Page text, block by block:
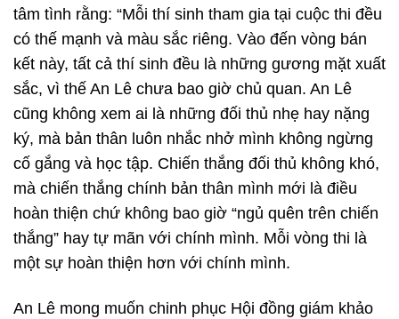
tâm tình rằng: “Mỗi thí sinh tham gia tại cuộc thi đều
có thế mạnh và màu sắc riêng. Vào đến vòng bán
kết này, tất cả thí sinh đều là những gương mặt xuất
sắc, vì thế An Lê chưa bao giờ chủ quan. An Lê
cũng không xem ai là những đối thủ nhẹ hay nặng
ký, mà bản thân luôn nhắc nhở mình không ngừng
cố gắng và học tập. Chiến thắng đối thủ không khó,
mà chiến thắng chính bản thân mình mới là điều
hoàn thiện chứ không bao giờ “ngủ quên trên chiến
thắng” hay tự mãn với chính mình. Mỗi vòng thi là
một sự hoàn thiện hơn với chính mình.
An Lê mong muốn chinh phục Hội đồng giám khảo